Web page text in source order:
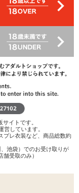
(投稿日:2017/6/15)
はじまりました……
来のダーリンここに
イトです。
しています。
プレ衣装など、商品総数約
池袋）でのお受け取りが
受取のみ）